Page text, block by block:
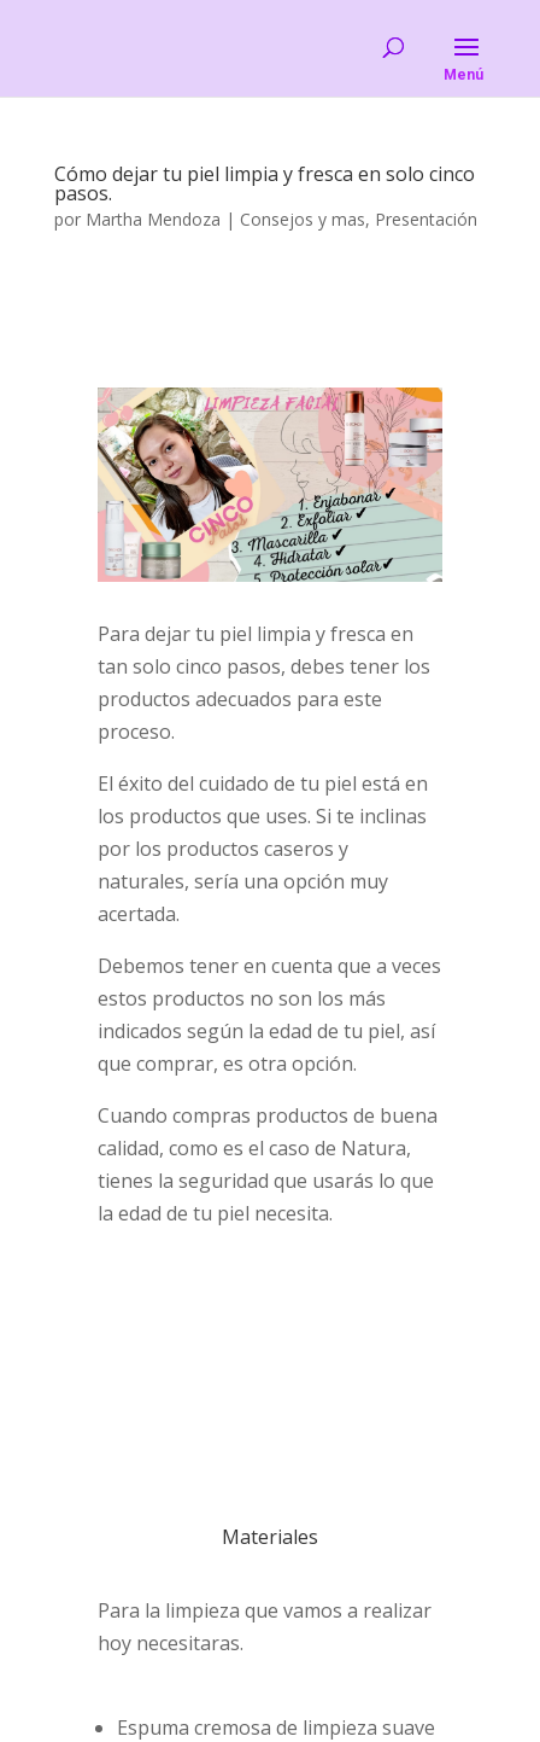
Cómo dejar tu piel limpia y fresca en solo cinco
pasos.
por Martha Mendoza | Consejos y mas, Presentación
Para dejar tu piel limpia y fresca en
tan solo cinco pasos, debes tener los
productos adecuados para este
proceso.
El éxito del cuidado de tu piel está en
los productos que uses. Si te inclinas
por los productos caseros y
naturales, sería una opción muy
acertada.
Debemos tener en cuenta que a veces
estos productos no son los más
indicados según la edad de tu piel, así
que comprar, es otra opción.
Cuando compras productos de buena
calidad, como es el caso de Natura,
tienes la seguridad que usarás lo que
la edad de tu piel necesita.
Materiales
Para la limpieza que vamos a realizar
hoy necesitaras.
Espuma cremosa de limpieza suave